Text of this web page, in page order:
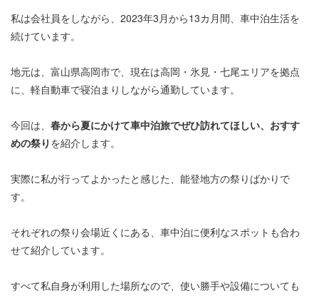
私は会社員をしながら、2023年3月から13カ月間、車中泊生活を
続けています。
地元は、富山県高岡市で、現在は高岡・氷見・七尾エリアを拠点
に、軽自動車で寝泊まりしながら通勤しています。
今回は、 春から夏にかけて車中泊旅でぜひ訪れてほしい、おすす
めの祭り を紹介します。
実際に私が行ってよかったと感じた、能登地方の祭りばかりで
す。
それぞれの祭り会場近くにある、車中泊に便利なスポットも合わ
せて紹介しています。
すべて私自身が利用した場所なので、使い勝手や設備についても